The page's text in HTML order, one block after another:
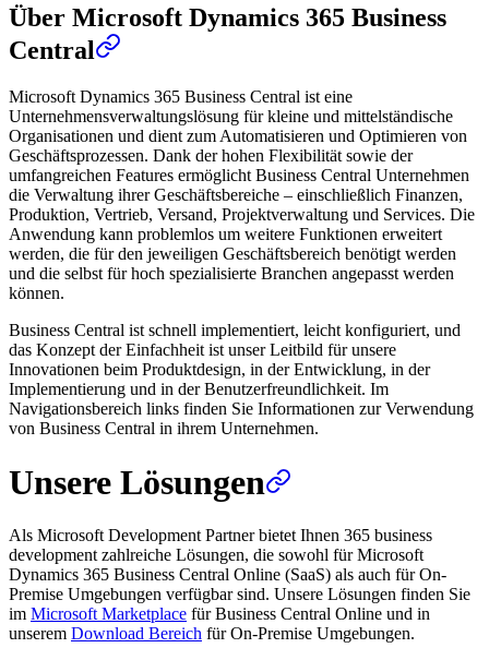
Über Microsoft Dynamics 365 Business
Central
Microsoft Dynamics 365 Business Central ist eine
Unternehmensverwaltungslösung für kleine und mittelständische
Organisationen und dient zum Automatisieren und Optimieren von
Geschäftsprozessen. Dank der hohen Flexibilität sowie der
umfangreichen Features ermöglicht Business Central Unternehmen
die Verwaltung ihrer Geschäftsbereiche – einschließlich Finanzen,
Produktion, Vertrieb, Versand, Projektverwaltung und Services. Die
Anwendung kann problemlos um weitere Funktionen erweitert
werden, die für den jeweiligen Geschäftsbereich benötigt werden
und die selbst für hoch spezialisierte Branchen angepasst werden
können.
Business Central ist schnell implementiert, leicht konfiguriert, und
das Konzept der Einfachheit ist unser Leitbild für unsere
Innovationen beim Produktdesign, in der Entwicklung, in der
Implementierung und in der Benutzerfreundlichkeit. Im
Navigationsbereich links finden Sie Informationen zur Verwendung
von Business Central in ihrem Unternehmen.
Unsere Lösungen
Als Microsoft Development Partner bietet Ihnen 365 business
development zahlreiche Lösungen, die sowohl für Microsoft
Dynamics 365 Business Central Online (SaaS) als auch für On-
Premise Umgebungen verfügbar sind. Unsere Lösungen finden Sie
im Microsoft Marketplace für Business Central Online und in
unserem Download Bereich für On-Premise Umgebungen.